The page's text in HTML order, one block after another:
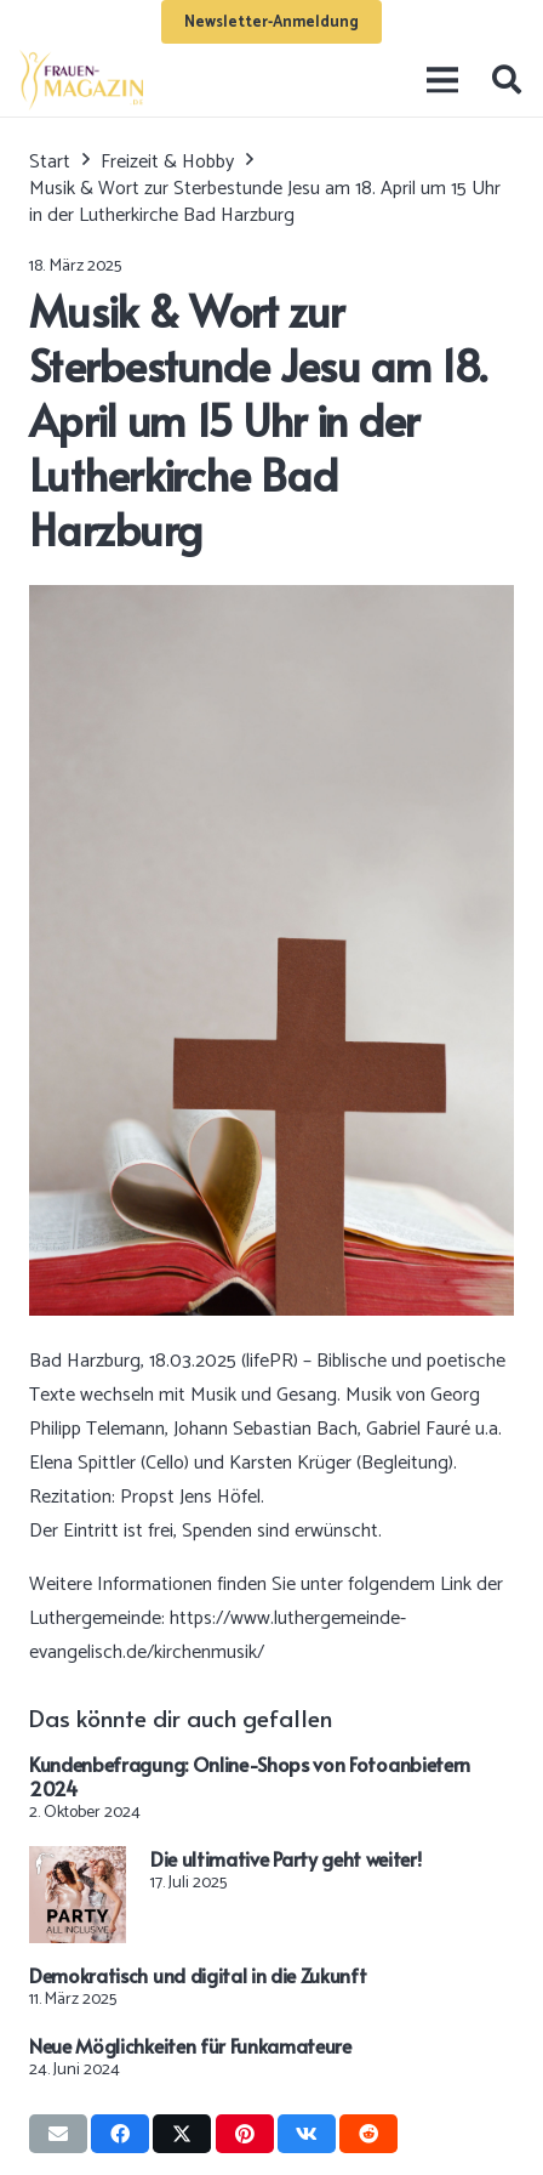
Newsletter-Anmeldung
Start
Freizeit & Hobby
Musik & Wort zur Sterbestunde Jesu am 18. April um 15 Uhr
in der Lutherkirche Bad Harzburg
18. März 2025
Musik & Wort zur
Sterbestunde Jesu am 18.
April um 15 Uhr in der
Lutherkirche Bad
Harzburg
Bad Harzburg, 18.03.2025 (lifePR) – Biblische und poetische
Texte wechseln mit Musik und Gesang. Musik von Georg
Philipp Telemann, Johann Sebastian Bach, Gabriel Fauré u.a.
Elena Spittler (Cello) und Karsten Krüger (Begleitung).
Rezitation: Propst Jens Höfel.
Der Eintritt ist frei, Spenden sind erwünscht.
Weitere Informationen finden Sie unter folgendem Link der
Luthergemeinde:https://www.luthergemeinde-
evangelisch.de/kirchenmusik/
Das könnte dir auch gefallen
Kundenbefragung: Online-Shops von Fotoanbietern
2024
2. Oktober 2024
Die ultimative Party geht weiter!
17. Juli 2025
Demokratisch und digital in die Zukunft
11. März 2025
Neue Möglichkeiten für Funkamateure
24. Juni 2024